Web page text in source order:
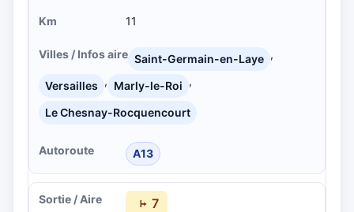
11
Saint-Germain-en-Laye ,
Versailles , Marly-le-Roi ,
Le Chesnay-Rocquencourt
A13
7